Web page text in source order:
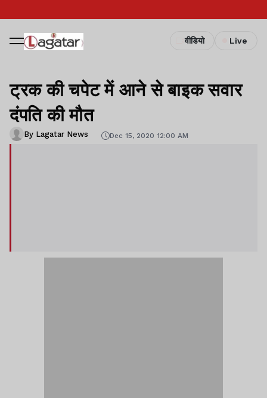
वीडियो Live
ट्रक की चपेट में आने से बाइक सवार
दंपति की मौत
By Lagatar News Dec 15, 2020 12:00 AM